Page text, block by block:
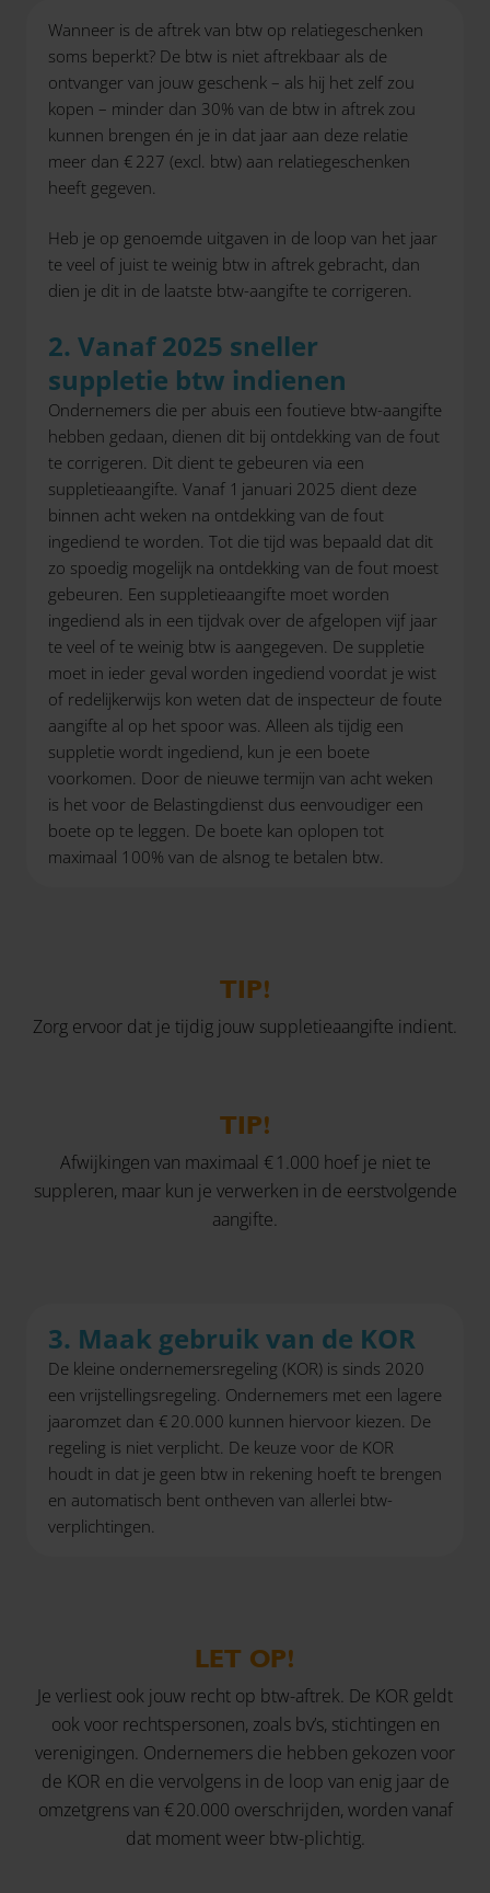
Wanneer is de aftrek van btw op relatiegeschenken
soms beperkt? De btw is niet aftrekbaar als de
ontvanger van jouw geschenk – als hij het zelf zou
kopen – minder dan 30% van de btw in aftrek zou
kunnen brengen én je in dat jaar aan deze relatie
meer dan € 227 (excl. btw) aan relatiegeschenken
heeft gegeven.
Heb je op genoemde uitgaven in de loop van het jaar
te veel of juist te weinig btw in aftrek gebracht, dan
dien je dit in de laatste btw-aangifte te corrigeren.
2. Vanaf 2025 sneller
suppletie btw indienen
Ondernemers die per abuis een foutieve btw-aangifte
hebben gedaan, dienen dit bij ontdekking van de fout
te corrigeren. Dit dient te gebeuren via een
suppletieaangifte. Vanaf 1 januari 2025 dient deze
binnen acht weken na ontdekking van de fout
ingediend te worden. Tot die tijd was bepaald dat dit
zo spoedig mogelijk na ontdekking van de fout moest
gebeuren. Een suppletieaangifte moet worden
ingediend als in een tijdvak over de afgelopen vijf jaar
te veel of te weinig btw is aangegeven. De suppletie
moet in ieder geval worden ingediend voordat je wist
of redelijkerwijs kon weten dat de inspecteur de foute
aangifte al op het spoor was. Alleen als tijdig een
suppletie wordt ingediend, kun je een boete
voorkomen. Door de nieuwe termijn van acht weken
is het voor de Belastingdienst dus eenvoudiger een
boete op te leggen. De boete kan oplopen tot
maximaal 100% van de alsnog te betalen btw.
TIP!
Zorg ervoor dat je tijdig jouw suppletieaangifte indient.
TIP!
Afwijkingen van maximaal € 1.000 hoef je niet te
suppleren, maar kun je verwerken in de eerstvolgende
aangifte.
3. Maak gebruik van de KOR
De kleine ondernemersregeling (KOR) is sinds 2020
een vrijstellingsregeling. Ondernemers met een lagere
jaaromzet dan € 20.000 kunnen hiervoor kiezen. De
regeling is niet verplicht. De keuze voor de KOR
houdt in dat je geen btw in rekening hoeft te brengen
en automatisch bent ontheven van allerlei btw-
verplichtingen.
LET OP!
Je verliest ook jouw recht op btw-aftrek. De KOR geldt
ook voor rechtspersonen, zoals bv’s, stichtingen en
verenigingen. Ondernemers die hebben gekozen voor
de KOR en die vervolgens in de loop van enig jaar de
omzetgrens van € 20.000 overschrijden, worden vanaf
dat moment weer btw-plichtig.